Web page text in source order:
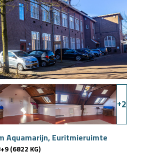
+2
Aquamarijn, Euritmieruimte
(6822 KG)